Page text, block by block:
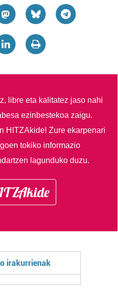
libre eta kalitatez jaso nahi
ezinbestekoa zaigu.
HITZAkide!Zure ekarpenari
tokiko informazio
lagunduko duzu.
irakurrienak